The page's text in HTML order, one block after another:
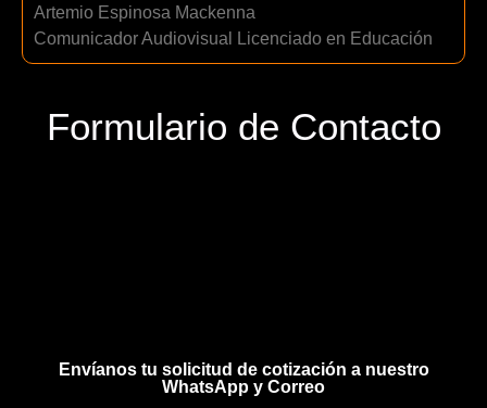
Artemio Espinosa Mackenna
Comunicador Audiovisual Licenciado en Educación
Formulario de Contacto
Envíanos tu solicitud de cotización a nuestro
WhatsApp y Correo